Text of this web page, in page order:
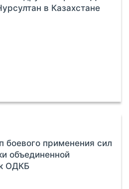
в Казахстане
боевого применения сил
объединенной
ОДКБ